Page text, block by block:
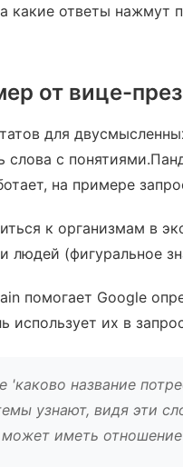
какие ответы нажмут
от вице-
для
слова с
на примере
к организмам в
людей (фигуральное
помогает Google
использует их в
название
узнают, видя эти
иметь